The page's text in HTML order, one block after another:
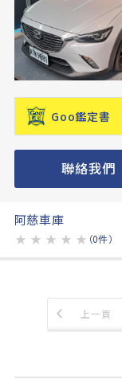
Goo鑑定書
聯絡我們
阿慈車庫
★ ★ ★ ★ ★ （0件）
上一頁